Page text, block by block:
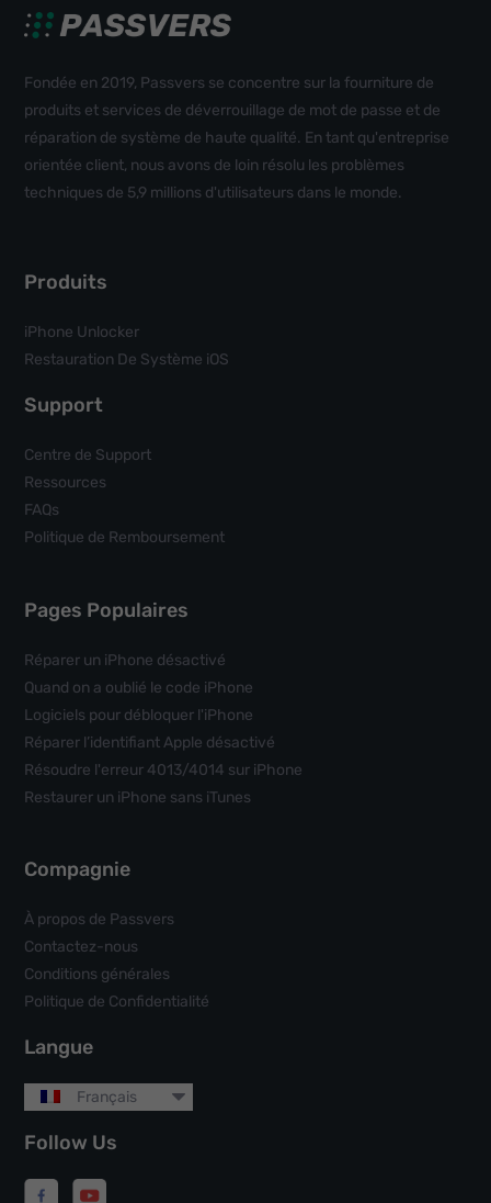
Fondée en 2019, Passvers se concentre sur la fourniture de
produits et services de déverrouillage de mot de passe et de
réparation de système de haute qualité. En tant qu'entreprise
orientée client, nous avons de loin résolu les problèmes
techniques de 5,9 millions d'utilisateurs dans le monde.
Produits
iPhone Unlocker
Restauration De Système iOS
Support
Centre de Support
Ressources
FAQs
Politique de Remboursement
Pages Populaires
Réparer un iPhone désactivé
Quand on a oublié le code iPhone
Logiciels pour débloquer l'iPhone
Réparer l’identifiant Apple désactivé
Résoudre l'erreur 4013/4014 sur iPhone
Restaurer un iPhone sans iTunes
Compagnie
À propos de Passvers
Contactez-nous
Conditions générales
Politique de Confidentialité
Langue
Français
Follow Us